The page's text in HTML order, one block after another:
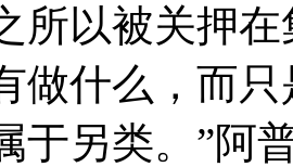
所以被关押
做什么，而
于另类。”阿